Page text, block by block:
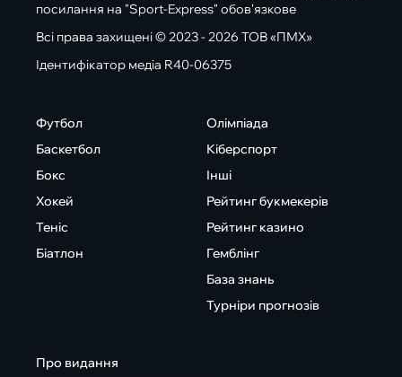
посилання на "Sport-Express" обов'язкове
Всі права захищені © 2023 - 2026 ТОВ «ПМХ»
Ідентифікатор медіа R40-06375
Футбол
Баскетбол
Бокс
Хокей
Теніс
Біатлон
Олімпіада
Кіберспорт
Інші
Рейтинг букмекерів
Рейтинг казино
Гемблінг
База знань
Турніри прогнозів
Про видання